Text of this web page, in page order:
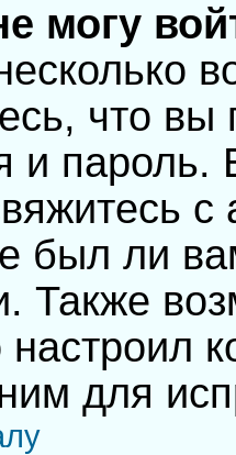
могу
что
и
был ли
Также
настроил
для